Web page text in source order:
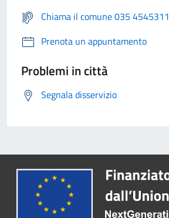
Chiama il comune 035 4545311
Prenota un appuntamento
Problemi in città
Segnala disservizio